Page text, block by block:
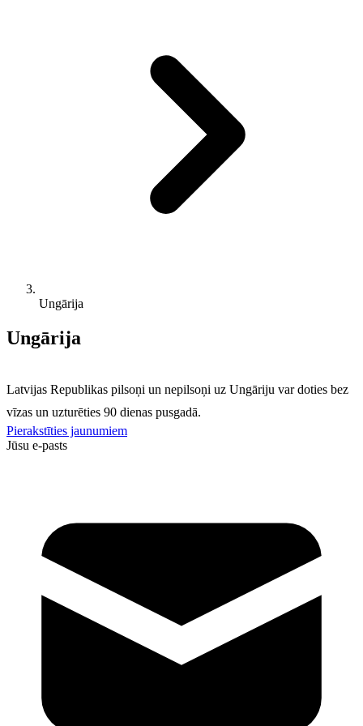
Ungārija
Ungārija
Latvijas Republikas pilsoņi un nepilsoņi uz Ungāriju var doties bez
vīzas un uzturēties 90 dienas pusgadā.
Pierakstīties jaunumiem
Jūsu e-pasts